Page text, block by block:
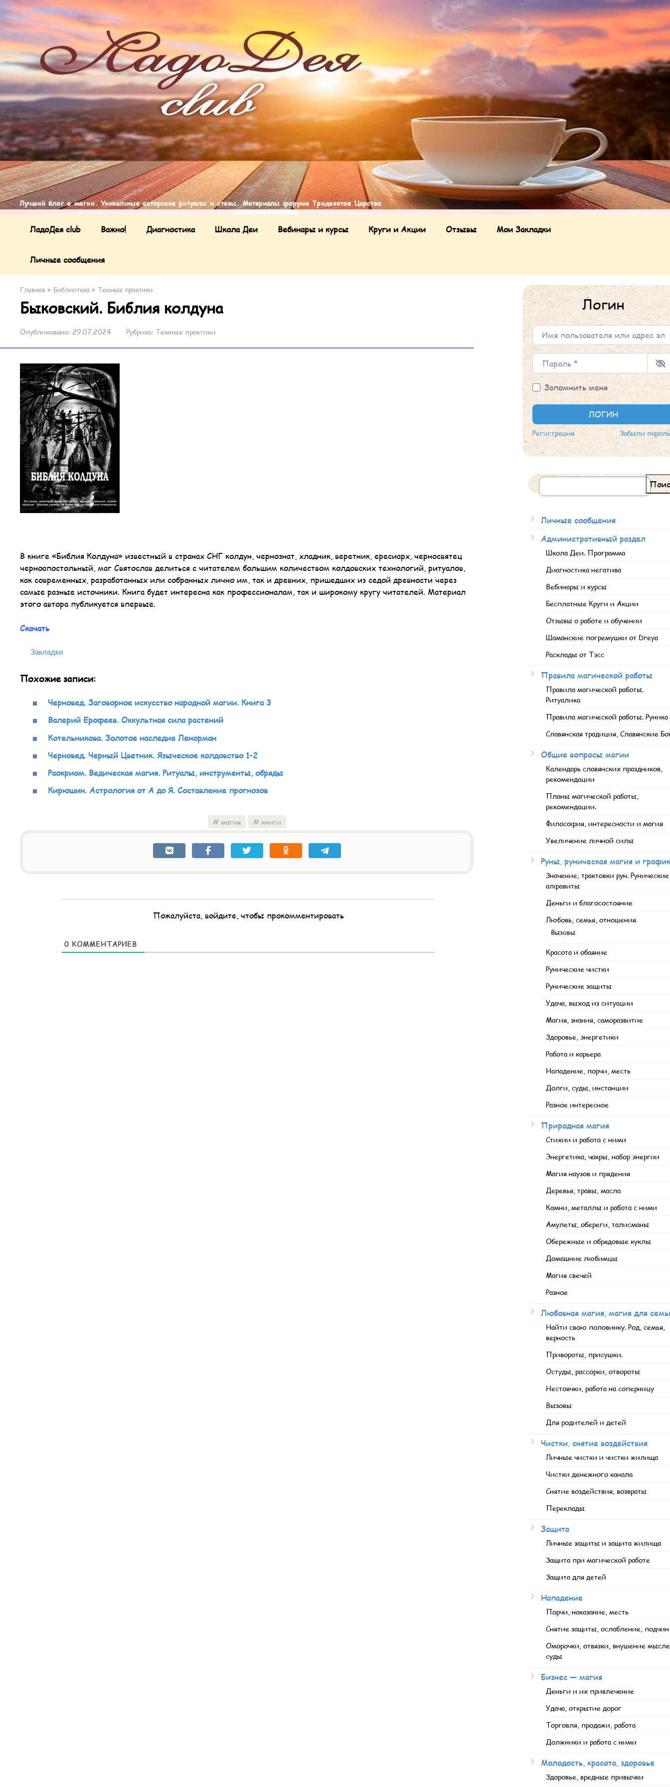
ЛадоДея club Важно! Диагностика Школа Деи Вебинары и курсы Круги и Акции Отзывы Мои Закладки
Личные сообщения
Главная » Библиотека » Темные практики
Быковский. Библия колдуна
Опубликовано: 29.07.2024 Рубрика: Темные практики
В книге «Библия Колдуна» известный в странах СНГ колдун, чернознат, хладник, веретник, ересиарх, черносвятец
черноапостольный, маг Святослав делиться с читателем большим количеством колдовских технологий, ритуалов,
как современных, разработанных или собранных лично им, так и древних, пришедших из седой древности через
самые разные источники. Книга будет интересна как профессионалам, так и широкому кругу читателей. Материал
этого автора публикуется впервые.
Скачать
Закладки
Похожие записи:
Черновед. Заговорное искусство народной магии. Книга 3
Валерий Ерофеев. Оккультная сила растений
Котельникова. Золотое наследие Ленорман
Черновед. Черный Цветник. Языческое колдовство 1-2
Раокриом. Ведическая магия. Ритуалы, инструменты, обряды
Кирюшин. Астрология от А до Я. Составление прогнозов
магия книги
Пожалуйста, войдите, чтобы прокомментировать
0 КОММЕНТАРИЕВ
Логин
Имя пользователя или адрес
Пароль
Запомнить меня
ЛОГИН
Регистрация Забыли
Личные сообщения
Административный раздел
Школа Деи. Программа
Диагностика негатива
Вебинары и курсы
Бесплатные Круги и Акции
Отзывы о работе и обучении
Шаманские погремушки от Dreya
Расклады от Тэсс
Правила магической работы
Правила магической работы.
Ритуалика
Правила магической работы. Руника
Славянская традиция, Славянские
Общие вопросы магии
Календарь славянских праздников,
рекомендации
Планы магической работы,
рекомендации.
Философия, интересности и магия
Увеличение личной силы
Руны, руническая магия и
Значение, трактовки рун. Рунические
алфавиты
Деньги и благосостояние
Любовь, семья, отношения
Вызовы
Красота и обаяние
Рунические чистки
Рунические защиты
Удача, выход из ситуации
Магия, знания, саморазвитие
Здоровье, энергетики
Работа и карьера
Нападение, порчи, месть
Долги, суды, инстанции
Разное интересное
Природная магия
Стихии и работа с ними
Энергетика, чакры, набор энергии
Магия наузов и прядения
Деревья, травы, масла
Камни, металлы и работа с ними
Амулеты, обереги, талисманы
Обережные и обрядовые куклы
Домашние любимцы
Магия свечей
Разное
Любовная магия, магия для
Найти свою половинку. Род, семья,
верность
Привороты, присушки.
Остуды, рассорки, отвороты
Нестоячки, работа на соперницу
Вызовы
Для родителей и детей
Чистки, снятие воздействия
Личные чистки и чистки жилища
Чистки денежного канала
Снятие воздействия, возвраты
Переклады
Защита
Личные защиты и защита жилища
Защита при магической работе
Защита для детей
Нападение
Порчи, наказание, месть
Снятие защиты, ослабление, подчин
Оморочки, отвязки, внушение
суды
Бизнес — магия
Деньги и их привлечение
Удача, открытие дорог
Торговля, продажи, работа
Должники и работа с ними
Молодость, красота, здоровье
Здоровье, вредные привычки